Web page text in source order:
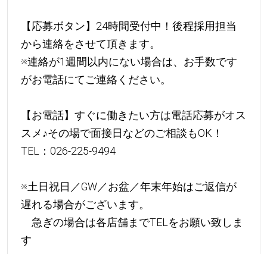
【応募ボタン】24時間受付中！後程採用担当
から連絡をさせて頂きます。
※連絡が1週間以内にない場合は、お手数です
がお電話にてご連絡ください。
【お電話】すぐに働きたい方は電話応募がオス
スメ♪その場で面接日などのご相談もOK！
TEL：026-225-9494
※土日祝日／GW／お盆／年末年始はご返信が
遅れる場合がございます。
急ぎの場合は各店舗までTELをお願い致しま
す